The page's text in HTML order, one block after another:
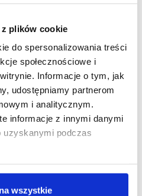
plików cookie
do spersonalizowania treści
społecznościowe i
Informacje o tym, jak
udostępniamy partnerom
i analitycznym.
informacje z innymi danymi
uzyskanymi podczas
wszystkie
A M A